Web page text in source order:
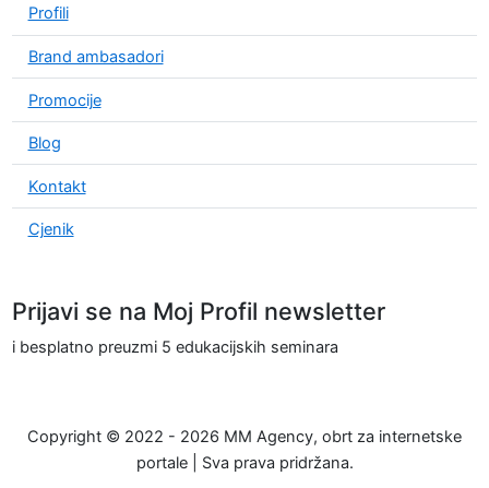
Profili
Brand ambasadori
Promocije
Blog
Kontakt
Cjenik
Prijavi se na Moj Profil newsletter
i besplatno preuzmi 5 edukacijskih seminara
Copyright © 2022 - 2026 MM Agency, obrt za internetske
portale | Sva prava pridržana.